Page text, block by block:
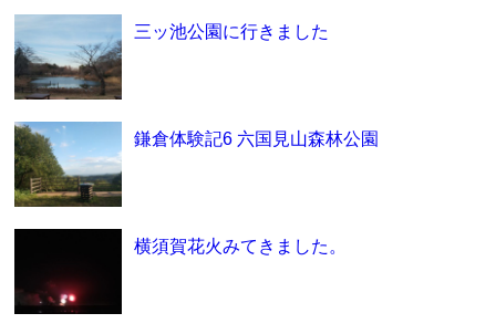
三ッ池公園に行きました
鎌倉体験記6 六国見山森林公園
横須賀花火みてきました。